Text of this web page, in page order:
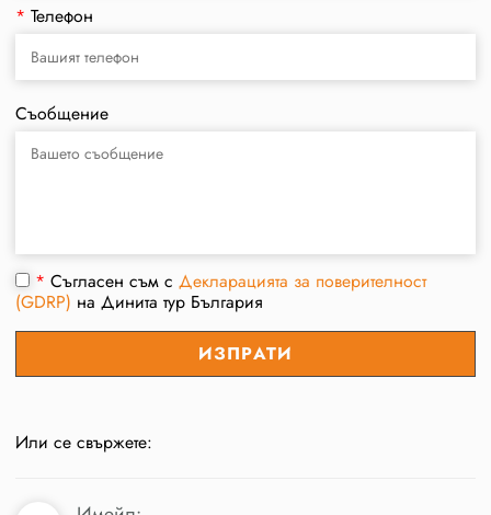
* Телефон
Съобщение
*Съгласен съм сДекларацията за поверителност
(GDRP) на Динита тур България
Или се свържете: